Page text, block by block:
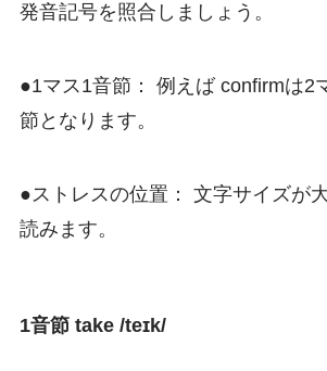
発音記号を照合しましょう。
●1マス1音節： 例えば confirmは2
節となります。
●ストレスの位置： 文字サイズが
読みます。
1音節 take /teɪk/